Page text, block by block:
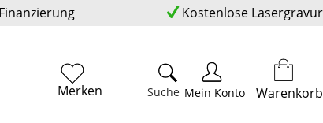
Kostenlose Lasergravur
Suche
Merken Mein Konto Warenkorb